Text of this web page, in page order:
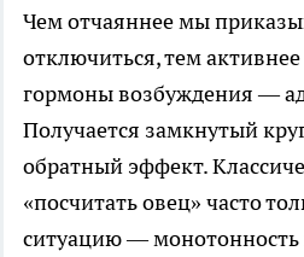
Чем отчаяннее мы
отключиться, тем
гормоны возбуждения —
Получается замкнутый
обратный эффект.
«посчитать овец» часто
ситуацию — монотонность